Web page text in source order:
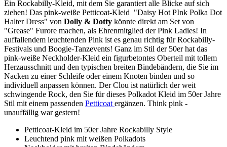
Ein Rockabilly-Kleid, mit dem Sie garantiert alle Blicke auf sich
ziehen! Das pink-weiße Petticoat-Kleid "Daisy Hot PInk Polka Dot
Halter Dress" von Dolly & Dotty könnte direkt am Set von
"Grease" Furore machen, als Ehrenmitglied der Pink Ladies! In
auffallendem leuchtenden Pink ist es genau richtig für Rockabilly-
Festivals und Boogie-Tanzevents! Ganz im Stil der 50er hat das
pink-weiße Neckholder-Kleid ein figurbetontes Oberteil mit tollem
Herzausschnitt und den typischen breiten Bindebändern, die Sie im
Nacken zu einer Schleife oder einem Knoten binden und so
individuell anpassen können. Der Clou ist natürlich der weit
schwingende Rock, den Sie für dieses Polkadot Kleid im 50er Jahre
Stil mit einem passenden Petticoat ergänzen. Think pink -
unauffällig war gestern!
Petticoat-Kleid im 50er Jahre Rockabilly Style
Leuchtend pink mit weißen Polkadots